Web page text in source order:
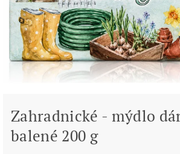
Zahradnické - mýdlo
balené 200 g